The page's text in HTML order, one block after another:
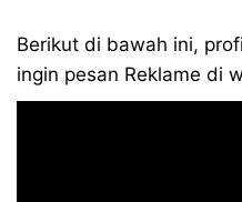
Berikut di bawah ini,
ingin pesan Reklame di